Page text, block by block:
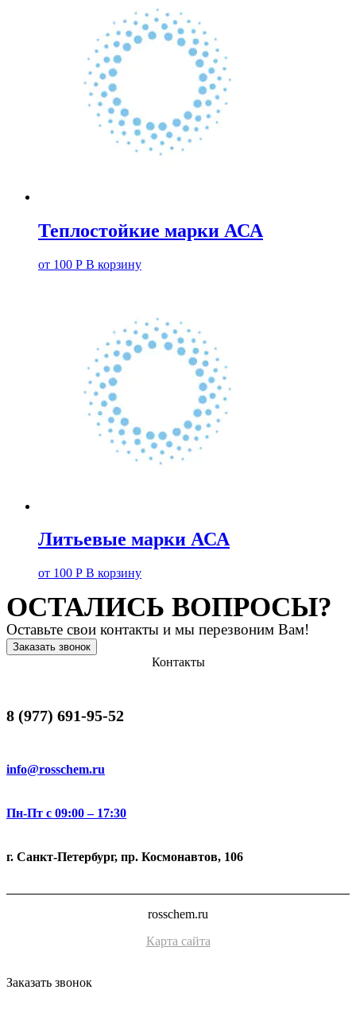
Теплостойкие марки АСА
от 100 Р В корзину
Литьевые марки АСА
от 100 Р В корзину
ОСТАЛИСЬ ВОПРОСЫ?
Оставьте свои контакты и мы перезвоним Вам!
Заказать звонок
Контакты
8 (977) 691-95-52
info@rosschem.ru
Пн-Пт с 09:00 – 17:30
г. Санкт-Петербург, пр. Космонавтов, 106
rosschem.ru
Карта сайта
Заказать звонок